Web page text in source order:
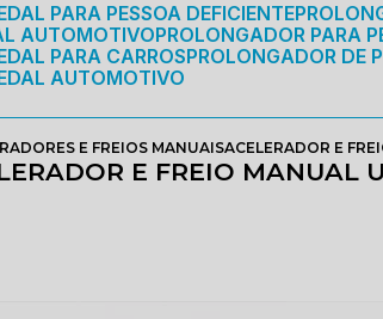
PARA PESSOA DEFICIENTE
AUTOMOTIVO
PROLONGADOR PARA
PARA CARROS
PROLONGADOR DE
AUTOMOTIVO
E FREIOS MANUAISACELERADOR E
E FREIO MANUAL